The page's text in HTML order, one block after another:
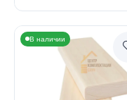
В наличии